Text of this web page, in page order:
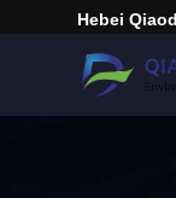
Hebei